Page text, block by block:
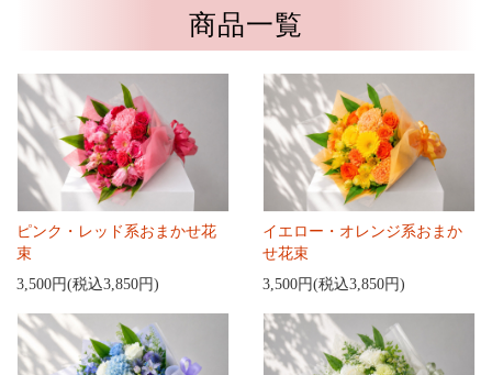
商品一覧
ピンク・レッド系おまかせ花
束
3,500円(税込3,850円)
イエロー・オレンジ系おまか
せ花束
3,500円(税込3,850円)